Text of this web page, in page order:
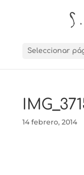
Seleccionar
14 febrero, 2014